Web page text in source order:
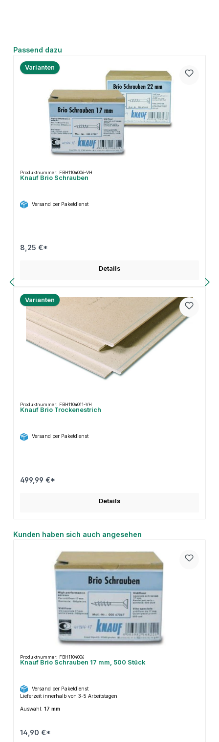
Produktgalerie überspringen
Passend dazu
Varianten
Produktnummer: FBH1104006-VH
Knauf Brio Schrauben
Versand per Paketdienst
8,25 €*
Details
Varianten
Produktnummer: FBH1104011-VH
Knauf Brio Trockenestrich
Versand per Paketdienst
499,99 €*
Details
Produktgalerie überspringen
Kunden haben sich auch angesehen
Produktnummer: FBH1104006
Knauf Brio Schrauben 17 mm, 500 Stück
Versand per Paketdienst
Lieferzeit innerhalb von 3-5 Arbeitstagen
Auswahl: 17 mm
14,90 €*